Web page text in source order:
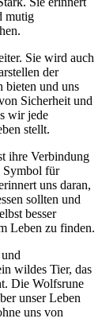
mutig‍
Sie wird ‍auch​
der
bieten und uns
Sicherheit und
wir jede
stellt.
⁣ihre Verbindung
Symbol für
uns daran,
sollten und
besser
Leben zu ⁢finden.
wildes Tier, das
⁤Die Wolfsrune
unser Leben
uns ⁤von